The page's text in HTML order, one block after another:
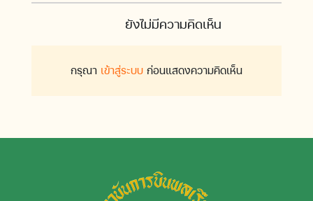
ยังไม่มีความคิดเห็น
กรุณา เข้าสู่ระบบ ก่อนแสดงความคิดเห็น